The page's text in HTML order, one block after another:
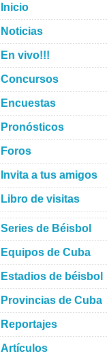
Inicio
Noticias
En vivo!!!
Concursos
Encuestas
Pronósticos
Foros
Invita a tus amigos
Libro de visitas
Series de Béisbol
Equipos de Cuba
Estadios de béisbol
Provincias de Cuba
Reportajes
Artículos